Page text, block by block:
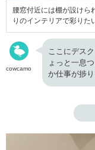
腰窓付近には棚が設けら
りのインテリアで彩りた
cowcamo
ここにデス
ょっと一息
か仕事が捗